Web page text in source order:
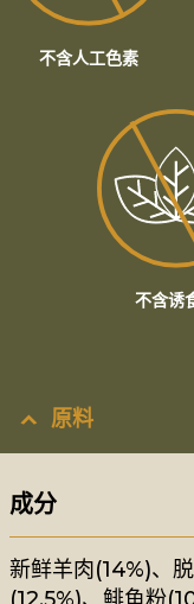
不含人工色素
不含诱
原料
成分
新鲜羊肉(14%)、